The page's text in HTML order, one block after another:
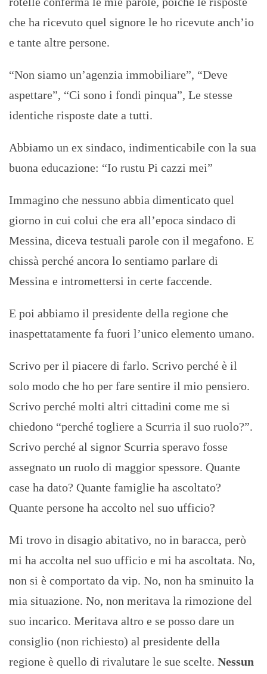
che ha ricevuto quel signore le ho ricevute anch’io
e tante altre persone.
“Non siamo un’agenzia immobiliare”, “Deve
aspettare”, “Ci sono i fondi pinqua”, Le stesse
identiche risposte date a tutti.
Abbiamo un ex sindaco, indimenticabile con la sua
buona educazione: “Io rustu Pi cazzi mei”
Immagino che nessuno abbia dimenticato quel
giorno in cui colui che era all’epoca sindaco di
Messina, diceva testuali parole con il megafono. E
chissà perché ancora lo sentiamo parlare di
Messina e intromettersi in certe faccende.
E poi abbiamo il presidente della regione che
inaspettatamente fa fuori l’unico elemento umano.
Scrivo per il piacere di farlo. Scrivo perché è il
solo modo che ho per fare sentire il mio pensiero.
Scrivo perché molti altri cittadini come me si
chiedono “perché togliere a Scurria il suo ruolo?”.
Scrivo perché al signor Scurria speravo fosse
assegnato un ruolo di maggior spessore. Quante
case ha dato? Quante famiglie ha ascoltato?
Quante persone ha accolto nel suo ufficio?
Mi trovo in disagio abitativo, no in baracca, però
mi ha accolta nel suo ufficio e mi ha ascoltata. No,
non si è comportato da vip. No, non ha sminuito la
mia situazione. No, non meritava la rimozione del
suo incarico. Meritava altro e se posso dare un
consiglio (non richiesto) al presidente della
regione è quello di rivalutare le sue scelte. Nessun